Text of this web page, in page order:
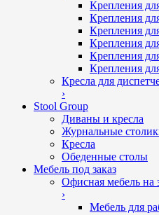
Крепления
Крепления
Крепления
Крепления
Крепления
Крепления
Кресла для
›
Stool Group
Диваны и кресла
Журнальные
Кресла
Обеденные столы
Мебель под заказ
Офисная мебель на
›
Мебель для